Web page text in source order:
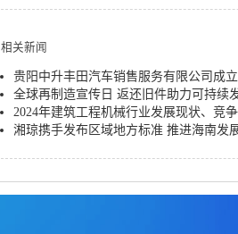
相关新闻
贵阳中升丰田汽车销售服务有限公司成
全球再制造宣传日 返还旧件助力可持续
2024年建筑工程机械行业发展现状、竞
湘琼携手发布区域地方标准 推进海南发